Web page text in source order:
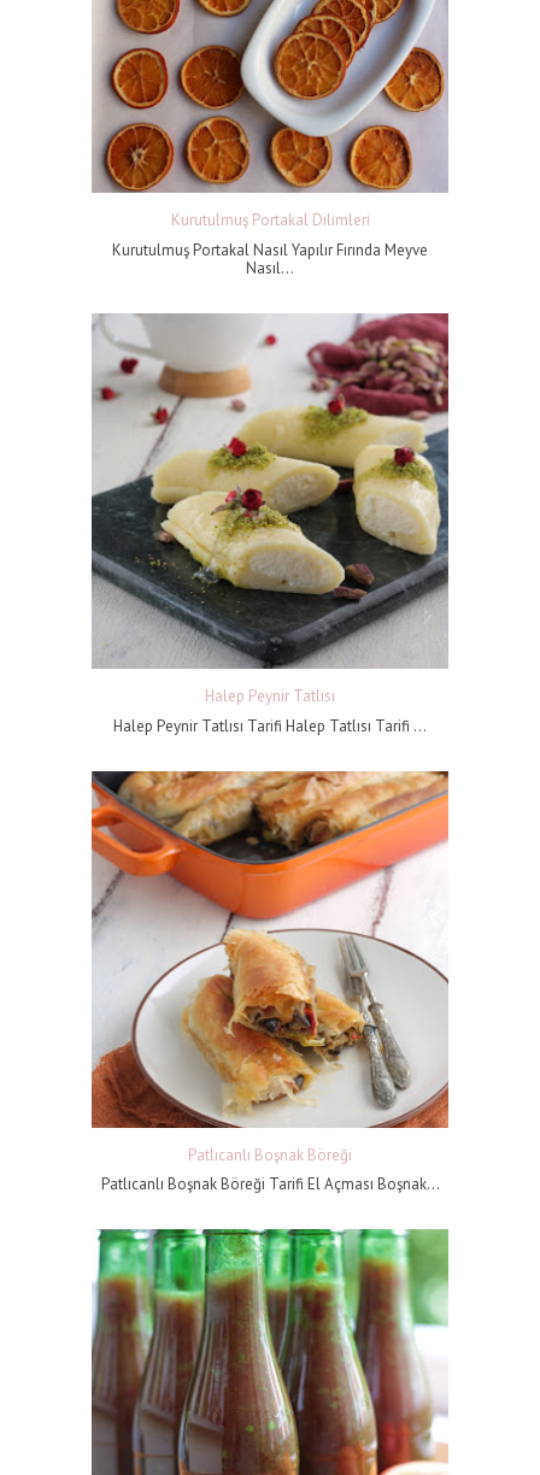
Kurutulmuş Portakal Dilimleri
Kurutulmuş Portakal Nasıl Yapılır Fırında Meyve
Nasıl...
Halep Peynir Tatlısı
Halep Peynir Tatlısı Tarifi Halep Tatlısı Tarifi ...
Patlıcanlı Boşnak Böreği
Patlıcanlı Boşnak Böreği Tarifi El Açması Boşnak...